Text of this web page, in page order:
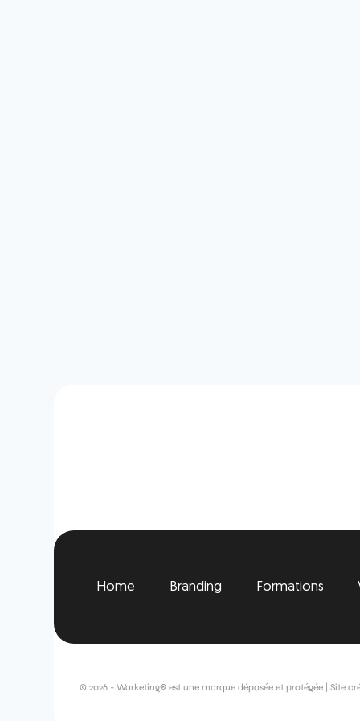
Home Branding Formations
© 2026 - Warketing® est une marque déposée et protégée | Site